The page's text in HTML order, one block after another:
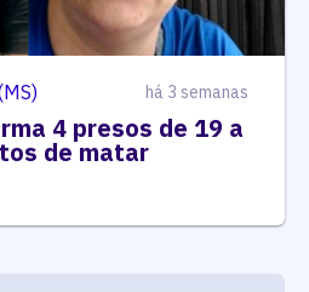
há 3 semanas
4 presos de 19 a
de matar